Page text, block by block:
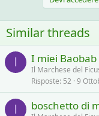
Similar threads
I I miei Baobab
Il Marchese del
Risposte 52 9
I boschetto di